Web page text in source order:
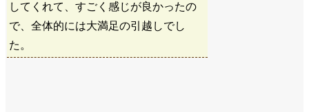
してくれて、すごく感じが良かったの
で、全体的には大満足の引越しでし
た。